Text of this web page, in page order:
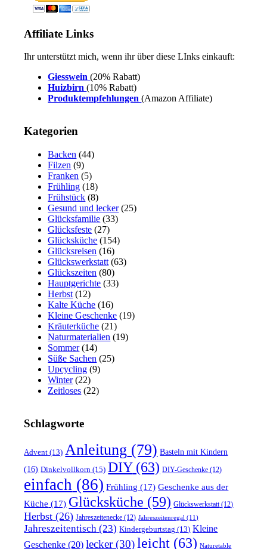
Affiliate Links
Ihr unterstützt mich, wenn ihr über diese LInks einkauft:
Giesswein (20% Rabatt)
Huizbirn(10% Rabatt)
Produktempfehlungen(Amazon Affiliate)
Kategorien
Backen (44)
Filzen (9)
Franken (5)
Frühling (18)
Frühstück (8)
Gesund und lecker(25)
Glücksfamilie (33)
Glücksfeste (27)
Glücksküche (154)
Glücksreisen (16)
Glückswerkstatt (63)
Glückszeiten (80)
Hauptgerichte (33)
Herbst (12)
Kalte Küche (16)
Kleine Geschenke (19)
Kräuterküche (21)
Naturmaterialien (19)
Sommer(14)
Süße Sachen (25)
Upcycling (9)
Winter(22)
Zeitloses (22)
Schlagworte
Advent (13) Anleitung (79) Basteln mit Kindern
(16) Dinkelvollkorn (15) DIY(63) DIY-Geschenke (12)
einfach (86) Frühling (17) Geschenke aus der
Küche (17) Glücksküche (59) Glückswerkstatt(12)
Herbst (26) Jahreszeitenecke (12) Jahreszeitenregal (11)
Jahreszeitentisch (23) Kindergeburtstag (13) Kleine
Geschenke (20) lecker(30) leicht (63) Naturetable